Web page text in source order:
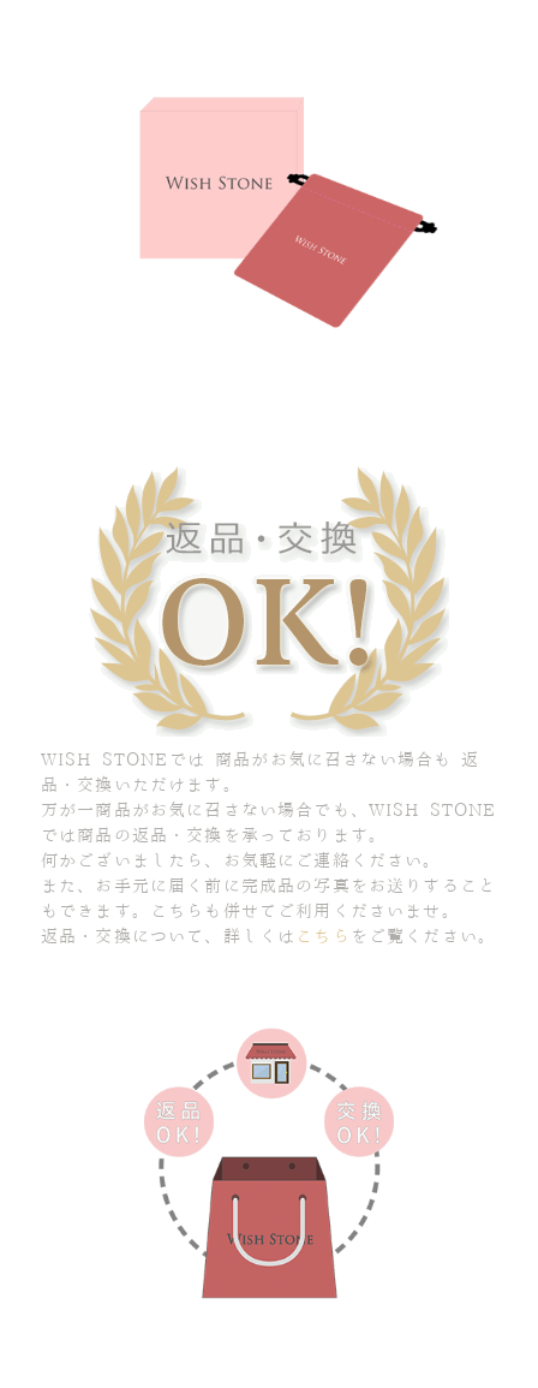
WISH STONEでは 商品がお気に召さない場合も 返
品・交換いただけます。
万が一商品がお気に召さない場合でも、WISH STONE
では商品の返品・交換を承っております。
何かございましたら、お気軽にご連絡ください。
また、お手元に届く前に完成品の写真をお送りすること
もできます。こちらも併せてご利用くださいませ。
返品・交換について、詳しくは こちら をご覧ください。